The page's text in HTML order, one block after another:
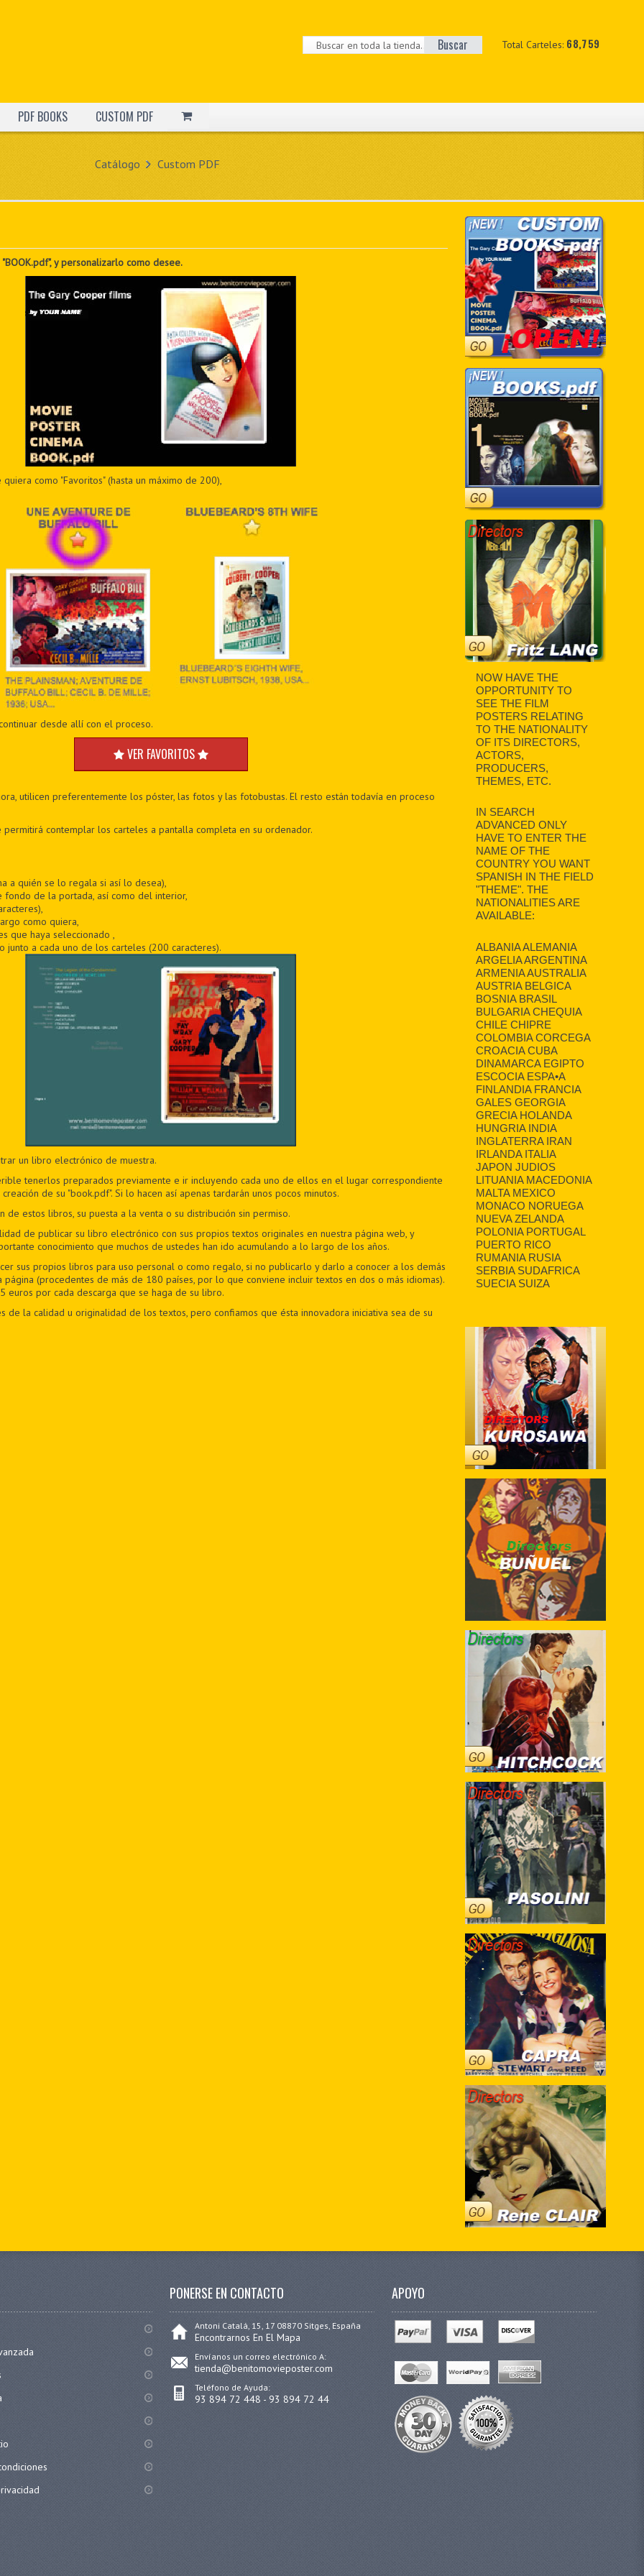
Total Carteles: 68,759
Buscar
PDF BOOKS CUSTOM PDF
Catálogo Custom PDF
y personalizarlo como desee.
como "Favoritos" (hasta un máximo de 200),
desde allí con el proceso.
VER FAVORITOS
utilicen preferentemente los póster, las fotos y las fotobustas. El resto están todavía en proceso
contemplar los carteles a pantalla completa en su ordenador.
a quién se lo regala si así lo desea),
de la portada, así como del interior,
como quiera,
que haya seleccionado ,
junto a cada uno de los carteles (200 caracteres).
un libro electrónico de muestra.
tenerlos preparados previamente e ir incluyendo cada uno de ellos en el lugar correspondiente
de su "book.pdf". Si lo hacen así apenas tardarán unos pocos minutos.
de estos libros, su puesta a la venta o su distribución sin permiso.
de publicar su libro electrónico con sus propios textos originales en nuestra página web, y
conocimiento que muchos de ustedes han ido acumulando a lo largo de los años.
sus propios libros para uso personal o como regalo, si no publicarlo y darlo a conocer a los demás
página (procedentes de más de 180 países, por lo que conviene incluir textos en dos o más idiomas).
euros por cada descarga que se haga de su libro.
de la calidad u originalidad de los textos, pero confiamos que ésta innovadora iniciativa sea de su
NOW HAVE THE
OPPORTUNITY TO
SEE THE FILM
POSTERS RELATING
TO THE NATIONALITY
OF ITS DIRECTORS,
ACTORS,
PRODUCERS,
THEMES, ETC.
IN SEARCH
ADVANCED ONLY
HAVE TO ENTER THE
NAME OF THE
COUNTRY YOU WANT
SPANISH IN THE FIELD
"THEME". THE
NATIONALITIES ARE
AVAILABLE:
ALBANIA ALEMANIA
ARGELIA ARGENTINA
ARMENIA AUSTRALIA
AUSTRIA BELGICA
BOSNIA BRASIL
BULGARIA CHEQUIA
CHILE CHIPRE
COLOMBIA CORCEGA
CROACIA CUBA
DINAMARCA EGIPTO
ESCOCIA ESPA•A
FINLANDIA FRANCIA
GALES GEORGIA
GRECIA HOLANDA
HUNGRIA INDIA
INGLATERRA IRAN
IRLANDA ITALIA
JAPON JUDIOS
LITUANIA MACEDONIA
MALTA MEXICO
MONACO NORUEGA
NUEVA ZELANDA
POLONIA PORTUGAL
PUERTO RICO
RUMANIA RUSIA
SERBIA SUDAFRICA
SUECIA SUIZA
PONERSE EN CONTACTO
Antoni Catalá, 15, 17 08870 Sitges, España
Encontrarnos En El Mapa
Envíanos un correo electrónico A:
tienda@benitomovieposter.com
Teléfono de Ayuda:
93 894 72 448 - 93 894 72 44
APOYO